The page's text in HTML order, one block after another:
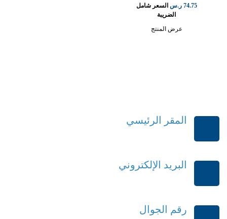
74.75 ر.س السعر شامل
الضريبة
عرض المنتج
المقر الرئيسي
البريد الإلكتروني
رقم الجوال